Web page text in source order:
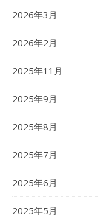
2026年3月
2026年2月
2025年11月
2025年9月
2025年8月
2025年7月
2025年6月
2025年5月